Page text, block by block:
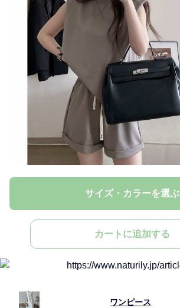
サイズ・カラーを選ぶ
カートに追加する
ワンピース